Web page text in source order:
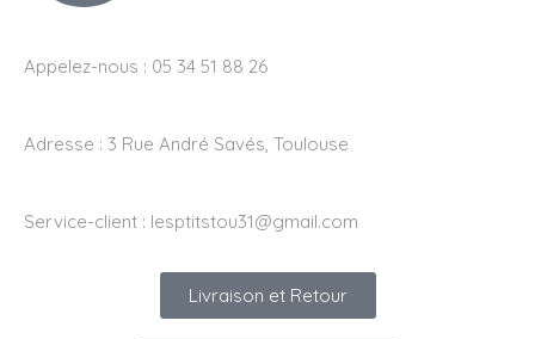
Appelez-nous : 05 34 51 88 26
Adresse : 3 Rue André Savés, Toulouse
Service-client : lesptitstou31@gmail.com
Livraison et Retour